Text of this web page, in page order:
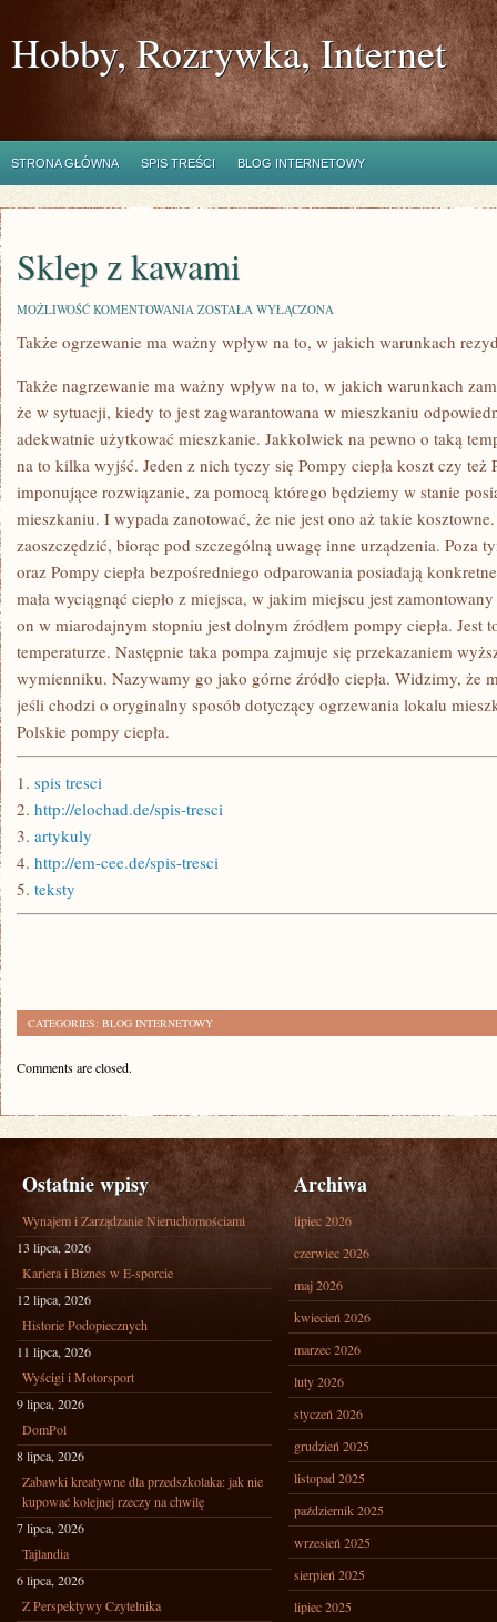
Hobby, Rozrywka, Internet
STRONA GŁÓWNA SPIS TREŚCI BLOG INTERNETOWY
Sklep z kawami
MOŻLIWOŚĆ KOMENTOWANIA SKLEP
KAWAMI
ZOSTAŁA WYŁĄCZONA
Także ogrzewanie ma ważny wpływ na to, w jakich warunkach
Także nagrzewanie ma ważny wpływ na to, w jakich warunkach
że w sytuacji, kiedy to jest zagwarantowana w mieszkaniu
adekwatnie użytkować mieszkanie. Jakkolwiek na pewno o taką
na to kilka wyjść. Jeden z nich tyczy się Pompy ciepła koszt czy też
imponujące rozwiązanie, za pomocą którego będziemy w stanie
mieszkaniu. I wypada zanotować, że nie jest ono aż takie
zaoszczędzić, biorąc pod szczególną uwagę inne urządzenia. Poza
oraz Pompy ciepła bezpośredniego odparowania posiadają
mała wyciągnąć ciepło z miejsca, w jakim miejscu jest
on w miarodajnym stopniu jest dolnym źródłem pompy ciepła. Jest
temperaturze. Następnie taka pompa zajmuje się przekazaniem
wymienniku. Nazywamy go jako górne źródło ciepła. Widzimy, że
jeśli chodzi o oryginalny sposób dotyczący ogrzewania lokalu
Polskie pompy ciepła.
1. spis tresci
2. http://elochad.de/spis-tresci
3. artykuly
4. http://em-cee.de/spis-tresci
5. teksty
CATEGORIES: BLOG INTERNETOWY
Comments are closed.
Ostatnie wpisy
Wynajem i Zarządzanie Nieruchomościami
13 lipca, 2026
Kariera i Biznes w E-sporcie
12 lipca, 2026
Historie Podopiecznych
11 lipca, 2026
Wyścigi i Motorsport
9 lipca, 2026
DomPol
8 lipca, 2026
Zabawki kreatywne dla przedszkolaka: jak nie
kupować kolejnej rzeczy na chwilę
7 lipca, 2026
Tajlandia
6 lipca, 2026
Z Perspektywy Czytelnika
Archiwa
lipiec 2026
czerwiec 2026
maj 2026
kwiecień 2026
marzec 2026
luty 2026
styczeń 2026
grudzień 2025
listopad 2025
październik 2025
wrzesień 2025
sierpień 2025
lipiec 2025